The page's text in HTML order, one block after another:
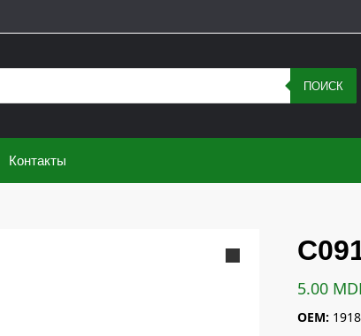
ПОИСК
Контакты
5.00
OEM: